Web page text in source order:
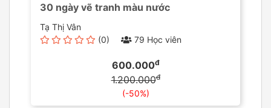
30 ngày vẽ tranh màu nước
Tạ Thị Vân
(0)
79 Học viên
600.000đ
1.200.000đ
(-50%)